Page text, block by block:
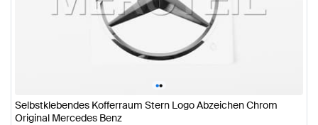
••
Selbstklebendes Kofferraum Stern Logo Abzeichen Chrom
Original Mercedes Benz